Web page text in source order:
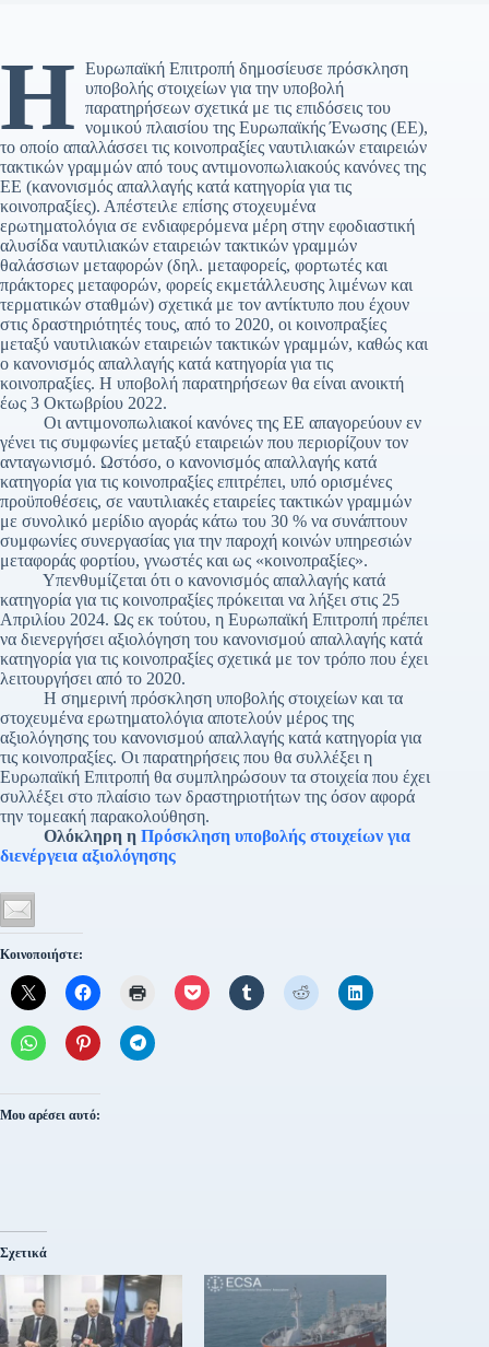
Η Ευρωπαϊκή Επιτροπή δημοσίευσε πρόσκληση
υποβολής στοιχείων για την υποβολή
παρατηρήσεων σχετικά με τις επιδόσεις του
νομικού πλαισίου της Ευρωπαϊκής Ένωσης (ΕΕ),
το οποίο απαλλάσσει τις κοινοπραξίες ναυτιλιακών εταιρειών
τακτικών γραμμών από τους αντιμονοπωλιακούς κανόνες της
ΕΕ (κανονισμός απαλλαγής κατά κατηγορία για τις
κοινοπραξίες). Απέστειλε επίσης στοχευμένα
ερωτηματολόγια σε ενδιαφερόμενα μέρη στην εφοδιαστική
αλυσίδα ναυτιλιακών εταιρειών τακτικών γραμμών
θαλάσσιων μεταφορών (δηλ. μεταφορείς, φορτωτές και
πράκτορες μεταφορών, φορείς εκμετάλλευσης λιμένων και
τερματικών σταθμών) σχετικά με τον αντίκτυπο που έχουν
στις δραστηριότητές τους, από το 2020, οι κοινοπραξίες
μεταξύ ναυτιλιακών εταιρειών τακτικών γραμμών, καθώς και
ο κανονισμός απαλλαγής κατά κατηγορία για τις
κοινοπραξίες. Η υποβολή παρατηρήσεων θα είναι ανοικτή
έως 3 Οκτωβρίου 2022.
Οι αντιμονοπωλιακοί κανόνες της ΕΕ απαγορεύουν εν
γένει τις συμφωνίες μεταξύ εταιρειών που περιορίζουν τον
ανταγωνισμό. Ωστόσο, ο κανονισμός απαλλαγής κατά
κατηγορία για τις κοινοπραξίες επιτρέπει, υπό ορισμένες
προϋποθέσεις, σε ναυτιλιακές εταιρείες τακτικών γραμμών
με συνολικό μερίδιο αγοράς κάτω του 30 % να συνάπτουν
συμφωνίες συνεργασίας για την παροχή κοινών υπηρεσιών
μεταφοράς φορτίου, γνωστές και ως «κοινοπραξίες».
Υπενθυμίζεται ότι ο κανονισμός απαλλαγής κατά
κατηγορία για τις κοινοπραξίες πρόκειται να λήξει στις 25
Απριλίου 2024. Ως εκ τούτου, η Ευρωπαϊκή Επιτροπή πρέπει
να διενεργήσει αξιολόγηση του κανονισμού απαλλαγής κατά
κατηγορία για τις κοινοπραξίες σχετικά με τον τρόπο που έχει
λειτουργήσει από το 2020.
Η σημερινή πρόσκληση υποβολής στοιχείων και τα
στοχευμένα ερωτηματολόγια αποτελούν μέρος της
αξιολόγησης του κανονισμού απαλλαγής κατά κατηγορία για
τις κοινοπραξίες. Οι παρατηρήσεις που θα συλλέξει η
Ευρωπαϊκή Επιτροπή θα συμπληρώσουν τα στοιχεία που έχει
συλλέξει στο πλαίσιο των δραστηριοτήτων της όσον αφορά
την τομεακή παρακολούθηση.
Ολόκληρη η Πρόσκληση υποβολής στοιχείων για
διενέργεια αξιολόγησης
Κοινοποιήστε:
Μου αρέσει αυτό:
Σχετικά